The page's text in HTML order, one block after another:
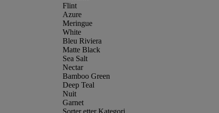
Flint
Azure
Meringue
White
Bleu Riviera
Matte Black
Sea Salt
Nectar
Bamboo Green
Deep Teal
Nuit
Garnet
Sorter etter Kategori